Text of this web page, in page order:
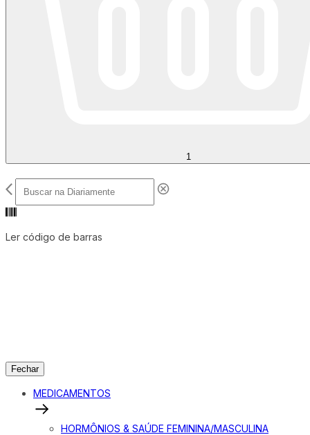
1
Ler código de barras
Fechar
MEDICAMENTOS
HORMÔNIOS & SAÚDE FEMININA/MASCULINA